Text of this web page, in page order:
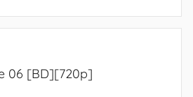
06 [BD][720p]